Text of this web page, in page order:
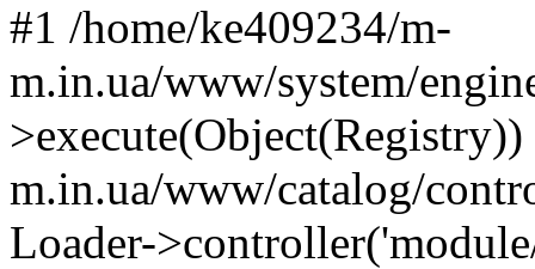
#1 /home/ke409234/m-
m.in.ua/www/system/
m.in.ua/www/catalog/
Loader-